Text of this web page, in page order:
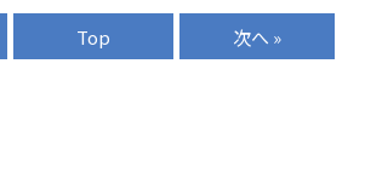
Top 次へ »